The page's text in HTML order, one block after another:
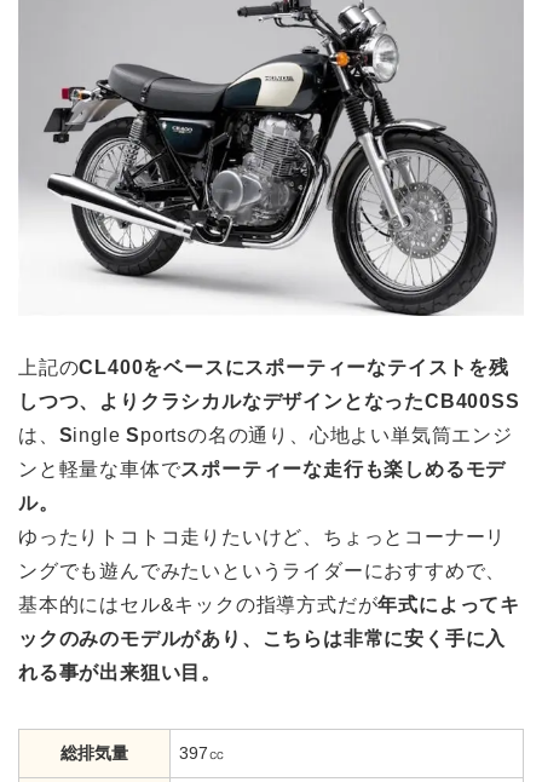
上記のCL400をベースにスポーティーなテイストを残
しつつ、よりクラシカルなデザインとなったCB400SS
は、 Single Sportsの名の通り、心地よい単気筒エンジ
ンと軽量な車体でスポーティーな走行も楽しめるモデ
ル。
ゆったりトコトコ走りたいけど、ちょっとコーナーリ
ングでも遊んでみたいというライダーにおすすめで、
基本的にはセル&キックの指導方式だが年式によってキ
ックのみのモデルがあり、こちらは非常に安く手に入
れる事が出来狙い目。
総排気量 397㏄